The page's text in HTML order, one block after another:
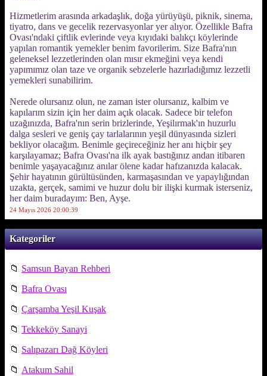
Kategoriler
📁 Samsun Bayan Rehberi
📁 Bafra Ovası
📁 Çarşamba Yeşil Kuşak
📁 Tekkeköy Sanayi
📁 Salıpazarı Dağ Köyleri
📁 Atakum Sahil
Hizmetlerim arasında arkadaşlık, doğa yürüyüşü, piknik, sinema,
tiyatro, dans ve gecelik rezervasyonlar yer alıyor. Özellikle Bafra
Ovası'ndaki çiftlik evlerinde veya kıyıdaki balıkçı köylerinde
yapılan romantik yemekler benim favorilerim. Size Bafra'nın
geleneksel lezzetlerinden olan mısır ekmeğini veya kendi
yapımımız olan taze ve organik sebzelerle hazırladığımız lezzetli
yemekleri sunabilirim.
Nerede olursanız olun, ne zaman ister olursanız, kalbim ve
kapılarım sizin için her daim açık olacak. Sadece bir telefon
uzağınızda, Bafra'nın serin brizlerinde, Yeşilırmak'ın huzurlu
dalga sesleri ve geniş çay tarlalarının yeşil dünyasında sizleri
bekliyor olacağım. Benimle geçireceğiniz her anı hiçbir şey
karşılayamaz; Bafra Ovası'na ilk ayak bastığınız andan itibaren
benimle yaşayacağınız anılar ölene kadar hafızanızda kalacak.
Şehir hayatının gürültüsünden, karmaşasından ve yapaylığından
uzakta, gerçek, samimi ve huzur dolu bir ilişki kurmak isterseniz,
her daim buradayım: Ben, Ayşe.
24 Mayıs 2026 20:00:39